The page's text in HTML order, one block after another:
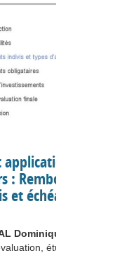
aux
:
échéanciers
Dominique
étude de cas